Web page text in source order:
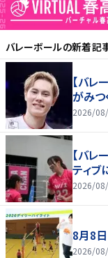
バレーボールの新着記
【バレ
がみつ
2026/
【バレ
ティ
2026/
8月8
2026/